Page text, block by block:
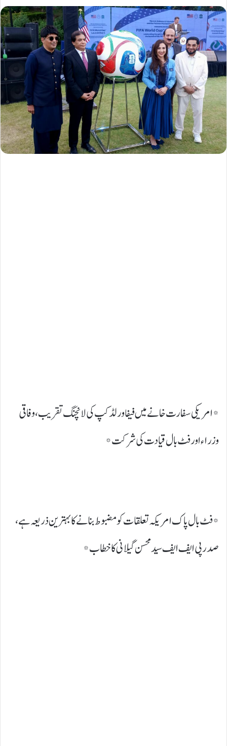
*امریکی سفارت خانے میں فیفا ورلڈ کپ کی لانچنگ تقریب، وفاقی
وزراء اور فٹ بال قیادت کی شرکت*
*فٹ بال پاک امریکہ تعلقات کو مضبوط بنانے کا بہترین ذریعہ ہے،
صدر پی ایف ایف سید محسن گیلانی کا خطاب*